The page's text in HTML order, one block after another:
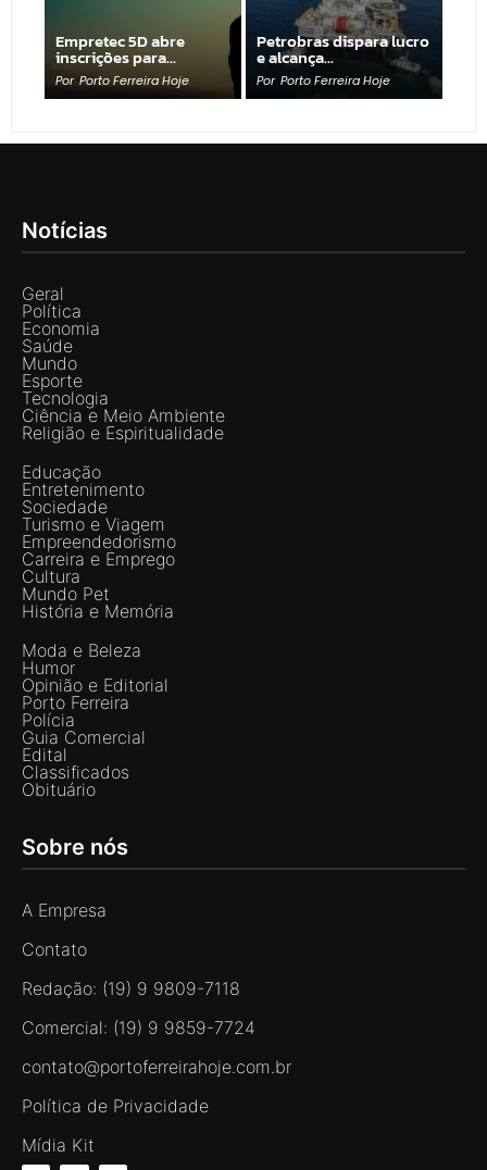
Empretec 5D abre
inscrições para…
Por Porto Ferreira Hoje
Petrobras dispara lucro
e alcança…
Por Porto Ferreira Hoje
Notícias
Geral
Política
Economia
Saúde
Mundo
Esporte
Tecnologia
Ciência e Meio Ambiente
Religião e Espiritualidade
Educação
Entretenimento
Sociedade
Turismo e Viagem
Empreendedorismo
Carreira e Emprego
Cultura
Mundo Pet
História e Memória
Moda e Beleza
Humor
Opinião e Editorial
Porto Ferreira
Polícia
Guia Comercial
Edital
Classificados
Obituário
Sobre nós
A Empresa
Contato
Redação: (19) 9 9809-7118
Comercial: (19) 9 9859-7724
contato@portoferreirahoje.com.br
Política de Privacidade
Mídia Kit